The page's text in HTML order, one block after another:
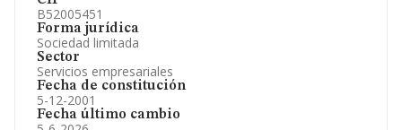
B52005451
Forma jurídica
Sociedad limitada
Sector
Servicios empresariales
Fecha de constitución
5-12-2001
Fecha último cambio